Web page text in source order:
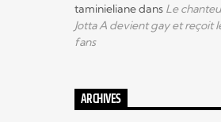
taminielianedans Le
Jotta A devient gay et reçoit
fans
ARCHIVES